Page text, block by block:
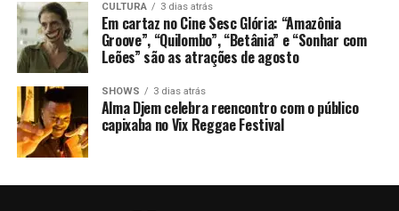
CULTURA 3 dias atrás
Em cartaz no Cine Sesc Glória: “Amazônia
Groove”, “Quilombo”, “Betânia” e “Sonhar com
Leões” são as atrações de agosto
SHOWS 3 dias atrás
Alma Djem celebra reencontro com o público
capixaba no Vix Reggae Festival